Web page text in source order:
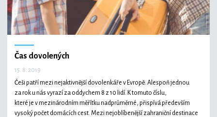
Čas dovolených
15. 8. 2019
Češi patří mezi nejaktivnější dovolenkáře v Evropě. Alespoň jednou
za rok u nás vyrazí za oddychem 8 z 10 lidí. K tomuto číslu,
které je v mezinárodním měřítku nadprůměrné, přispívá především
vysoký počet domácích cest. Mezi nejoblíbenější zahraniční destinace